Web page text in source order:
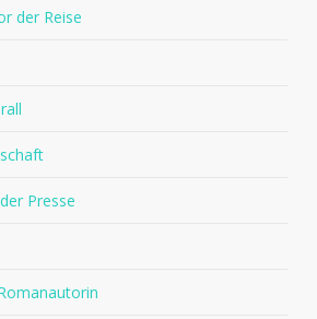
der Reise
Presse